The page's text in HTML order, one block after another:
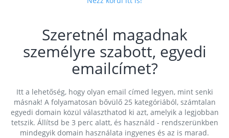
Szeretnél magadnak
személyre szabott, egyedi
emailcímet?
Itt a lehetőség, hogy olyan email címed legyen, mint senki
másnak! A folyamatosan bővülő 25 kategóriából, számtalan
egyedi domain közül választhatod ki azt, amelyik a legjobban
tetszik. Állítsd be 3 perc alatt, és használd - rendszerünkben
mindegyik domain használata ingyenes és az is marad.